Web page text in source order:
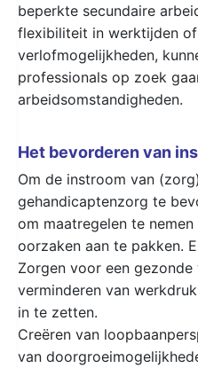
beperkte secundaire
flexibiliteit in werktijden
verlofmogelijkheden,
professionals op zoek
arbeidsomstandigheden.
Het bevorderen van
Om de instroom van
gehandicaptenzorg te
om maatregelen te
oorzaken aan te pakken.
Zorgen voor een
verminderen van
in te zetten.
Creëren van
van